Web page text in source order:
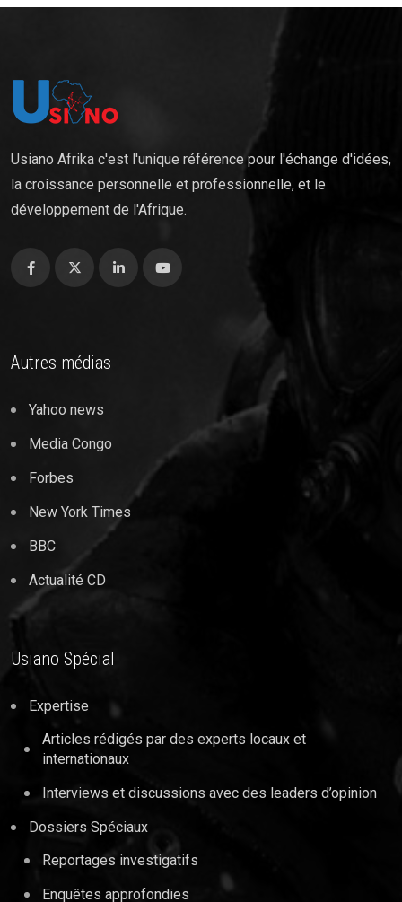
Usiano Afrika c'est l'unique référence pour l'échange d'idées,
la croissance personnelle et professionnelle, et le
développement de l'Afrique.
Autres médias
Yahoo news
Media Congo
Forbes
New York Times
BBC
Actualité CD
Usiano Spécial
Expertise
Articles rédigés par des experts locaux et
internationaux
Interviews et discussions avec des leaders d’opinion
Dossiers Spéciaux
Reportages investigatifs
Enquêtes approfondies